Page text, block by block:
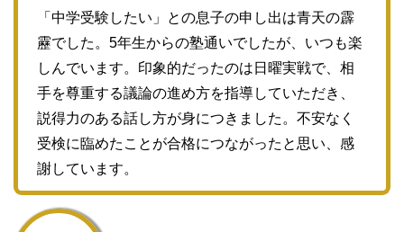
「中学受験したい」との息子の申し出は青天の霹
靂でした。5年生からの塾通いでしたが、いつも楽
しんでいます。印象的だったのは日曜実戦で、相
手を尊重する議論の進め方を指導していただき、
説得力のある話し方が身につきました。不安なく
受検に臨めたことが合格につながったと思い、感
謝しています。